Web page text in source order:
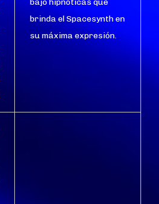
bajo hipnóticas que
brinda el Spacesynth en
su máxima expresión.